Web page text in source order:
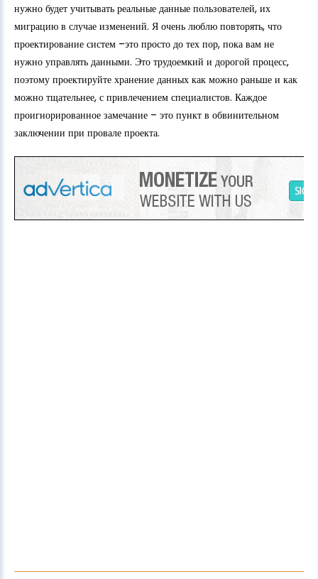
нужно будет учитывать реальные данные пользователей, их
миграцию в случае изменений. Я очень люблю повторять, что
проектирование систем –это просто до тех пор, пока вам не
нужно управлять данными. Это трудоемкий и дорогой процесс,
поэтому проектируйте хранение данных как можно раньше и как
можно тщательнее, с привлечением специалистов. Каждое
проигнорированное замечание – это пункт в обвинительном
заключении при провале проекта.